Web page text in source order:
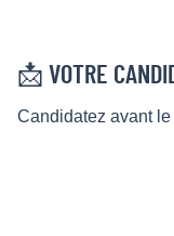
📩 VOTRE
Candidatez avant le